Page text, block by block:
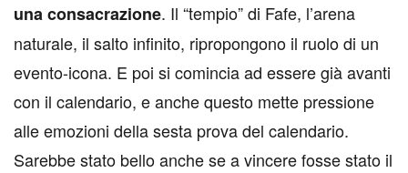
una consacrazione. Il “tempio” di Fafe, l’arena
naturale, il salto infinito, ripropongono il ruolo di un
evento-icona. E poi si comincia ad essere già avanti
con il calendario, e anche questo mette pressione
alle emozioni della sesta prova del calendario.
Sarebbe stato bello anche se a vincere fosse stato il